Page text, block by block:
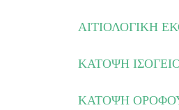
ΑΙΤΙΟΛΟΓΙΚΗ
ΚΑΤΟΨΗ
ΚΑΤΟΨΗ